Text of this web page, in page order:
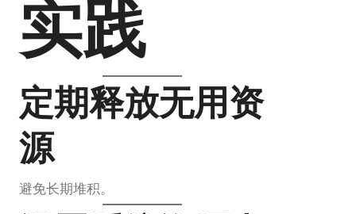
实践
定期释放无用资
源
避免长期堆积。